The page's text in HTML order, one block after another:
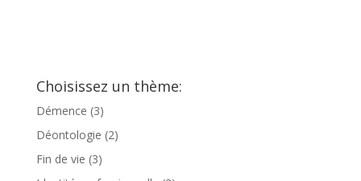
Choisissez un thème:
Démence (3)
Déontologie (2)
Fin de vie (3)